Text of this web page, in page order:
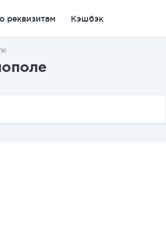
реквизитам Кэшбэк